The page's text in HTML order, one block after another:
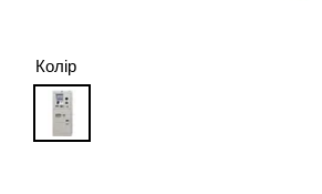
Колір